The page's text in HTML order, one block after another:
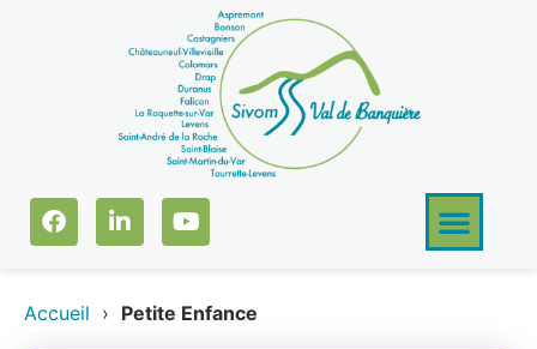
Accueil › Petite Enfance